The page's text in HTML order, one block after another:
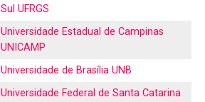
Sul UFRGS
Universidade Estadual de Campinas
UNICAMP
Universidade de Brasília UNB
Universidade Federal de Santa Catarina